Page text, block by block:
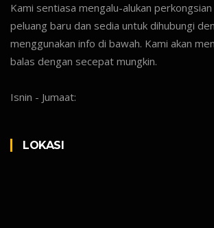
Kami sentiasa mengalu-alukan
peluang baru dan sedia untuk dihubungi
menggunakan info di bawah. Kami akan
balas dengan secepat mungkin.
Isnin - Jumaat:
LOKASI